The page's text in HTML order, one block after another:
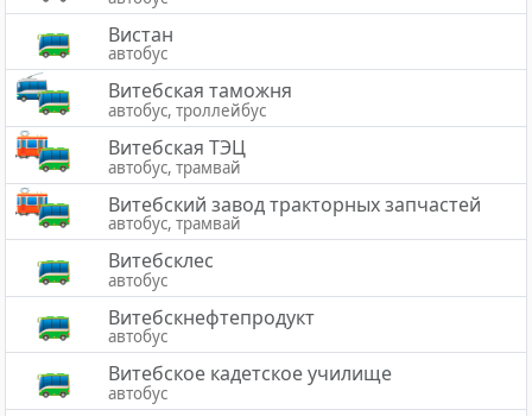
Вистан
автобус
Витебская таможня
автобус, троллейбус
Витебская ТЭЦ
автобус, трамвай
Витебский завод тракторных запчастей
автобус, трамвай
Витебсклес
автобус
Витебскнефтепродукт
автобус
Витебское кадетское училище
автобус